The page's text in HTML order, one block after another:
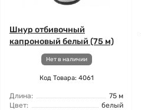
Шнур отбивочный
капроновый белый (75 м)
Нет в наличии
Код Товара: 4061
Длина:
75 м
Цвет:
белый